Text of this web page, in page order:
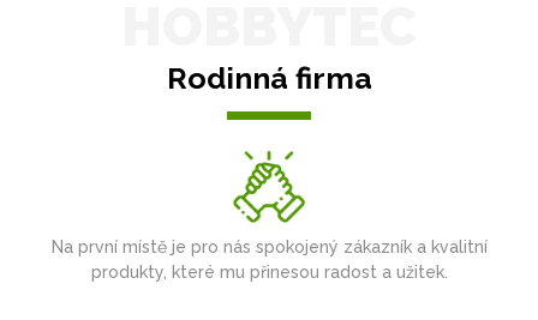
Rodinná firma
Na první místě je pro nás spokojený zákazník a kvalitní
produkty, které mu přinesou radost a užitek.